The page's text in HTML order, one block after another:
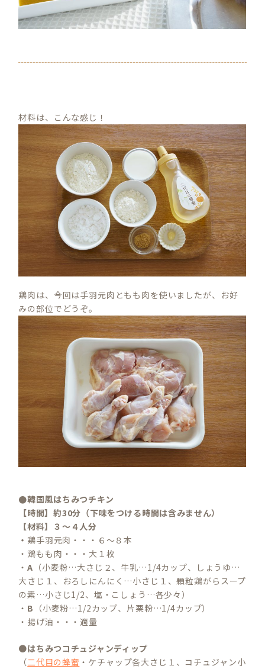
材料は、こんな感じ！
鶏肉は、今回は手羽元肉ともも肉を使いましたが、お好
みの部位でどうぞ。
●韓国風はちみつチキン
【時間】約30分（下味をつける時間は含みません）
【材料】３～４人分
・ 鶏手羽元肉・・・６～８本
・鶏もも肉・・・大１枚
・A （小麦粉…大さじ２、牛乳…1/4カップ、しょうゆ…
大さじ１、おろしにんにく…小さじ１、顆粒鶏がらスープ
の素…小さじ1/2、塩・こしょう…各少々）
・ B （小麦粉…1/2カップ、片栗粉…1/4カップ）
・揚げ油・・・適量
●はちみつコチュジャンディップ
（二代目の蜂蜜 ・ケチャップ各大さじ１、コチュジャン小